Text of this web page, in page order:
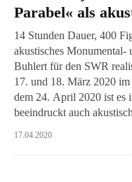
Parabel« als
14 Stunden Dauer, 400
akustisches Monumental-
Buhlert für den SWR
17. und 18. März 2020 im
dem 24. April 2020 ist es
beeindruckt auch
17.04.2020